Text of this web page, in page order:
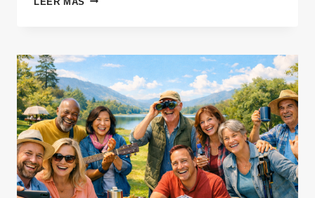
PERSONALIZADAS
TIEMPO
REAL